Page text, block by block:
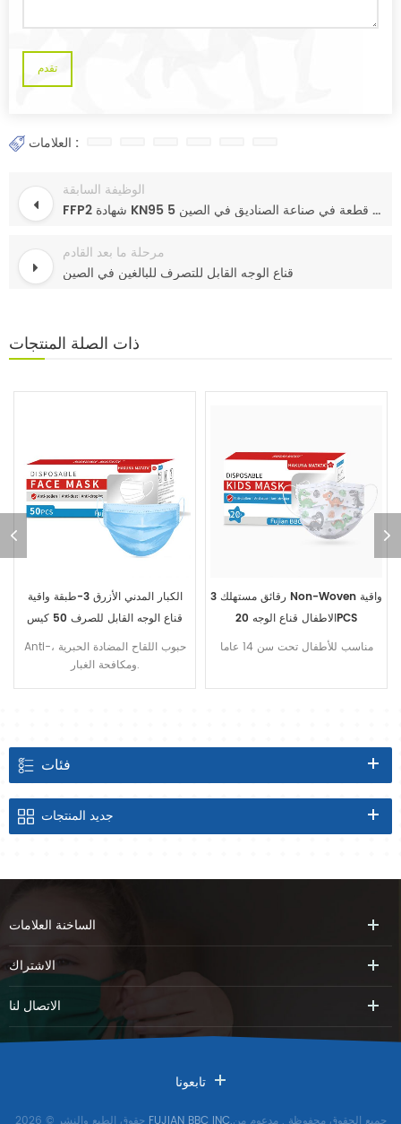
العلامات :
الوظيفة السابقة
FFP2 شهادة KN95 5 قناع طبقة 20 قطعة في صناعة الصناديق في الصين
مرحلة ما بعد القادم
قناع الوجه القابل للتصرف للبالغين في الصين
ذات الصلة المنتجات
الاطفال قناع الوجه 20PCS
مناسب للأطفال تحت سن 14 عاما
الصحة آمنة واقية 3 رقائق خاصة تصفية
المواد الاطفال قناع
الفتيان والفتيات العالمي ، ومكافحة
فئات
جديد المنتجات
الساخنة العلامات
الاشتراك
الاتصال لنا
تابعونا